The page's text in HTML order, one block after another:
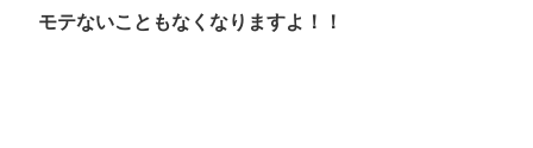
モテないこともなくなりますよ！！